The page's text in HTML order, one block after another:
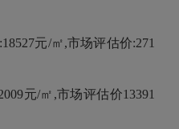
元/㎡,市场评估价:271
元/㎡,市场评估价13391